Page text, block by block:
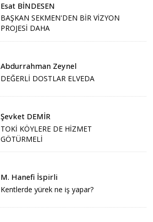
Esat BİNDESEN
BAŞKAN SEKMEN'DEN BİR VİZYON
PROJESİ DAHA
Abdurrahman Zeynel
DEĞERLİ DOSTLAR ELVEDA
Şevket DEMİR
TOKİ KÖYLERE DE HİZMET
GÖTÜRMELİ
M. Hanefi İspirli
Kentlerde yürek ne iş yapar?